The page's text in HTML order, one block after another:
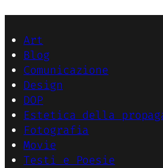
Art
Blog
Comunicazione
Design
DOP
Estetica della
Fotografia
Movie
Testi e Poesie